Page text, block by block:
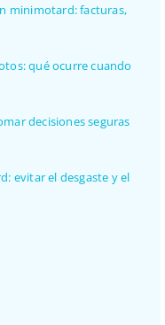
minimotard: facturas,
qué ocurre cuando
decisiones seguras
evitar el desgaste y el